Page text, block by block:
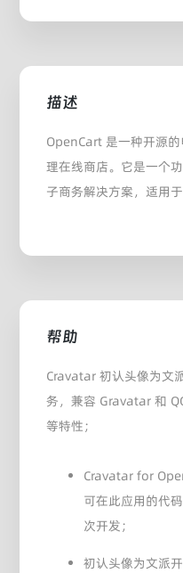
描述
OpenCart 是一种开源
理在线商店。它是一个
子商务解决方案，适用
帮助
Cravatar 初认头像为文
务，兼容 Gravatar 和
等特性；
Cravatar for
可在此应用的代
次开发；
初认头像为文派